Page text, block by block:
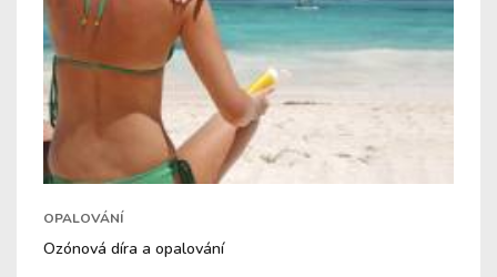
OPALOVÁNÍ
Ozónová díra a opalování